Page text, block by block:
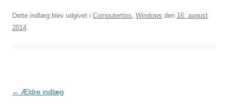
Dette indlæg blev udgivet i Computertips Windows den 16. august
2014
Indlægsnavigation
← Ældre indlæg